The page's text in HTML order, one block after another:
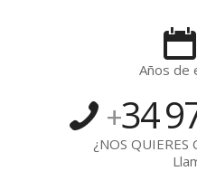
Años de
+34
¿NOS QUIERES